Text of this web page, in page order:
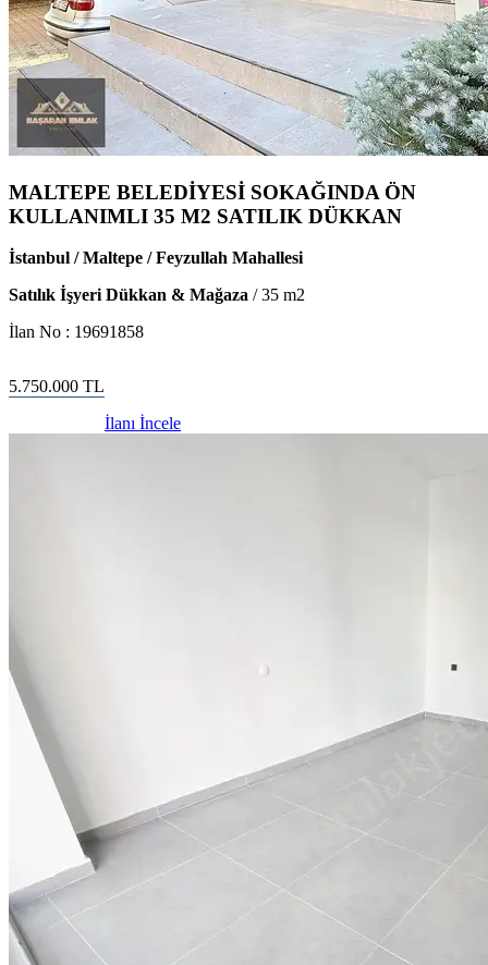
MALTEPE BELEDİYESİ SOKAĞINDA ÖN
KULLANIMLI 35 M2 SATILIK DÜKKAN
İstanbul / Maltepe / Feyzullah Mahallesi
Satılık İşyeri Dükkan & Mağaza /35 m2
İlan No : 19691858
5.750.000 TL
İlanı İncele